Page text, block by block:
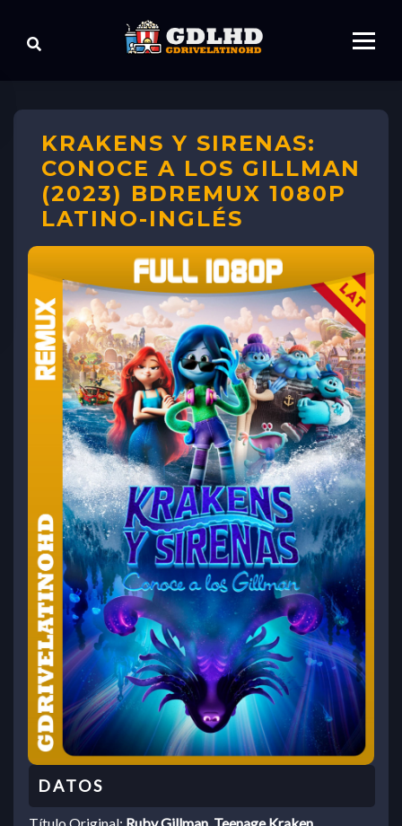
KRAKENS Y SIRENAS:
CONOCE A LOS GILLMAN
(2023) BDREMUX 1080P
LATINO-INGLÉS